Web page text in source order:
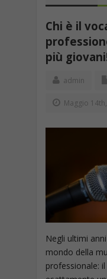
Chi è il
più
admin
Maggio
Negli ultimi
mondo della
professionale: